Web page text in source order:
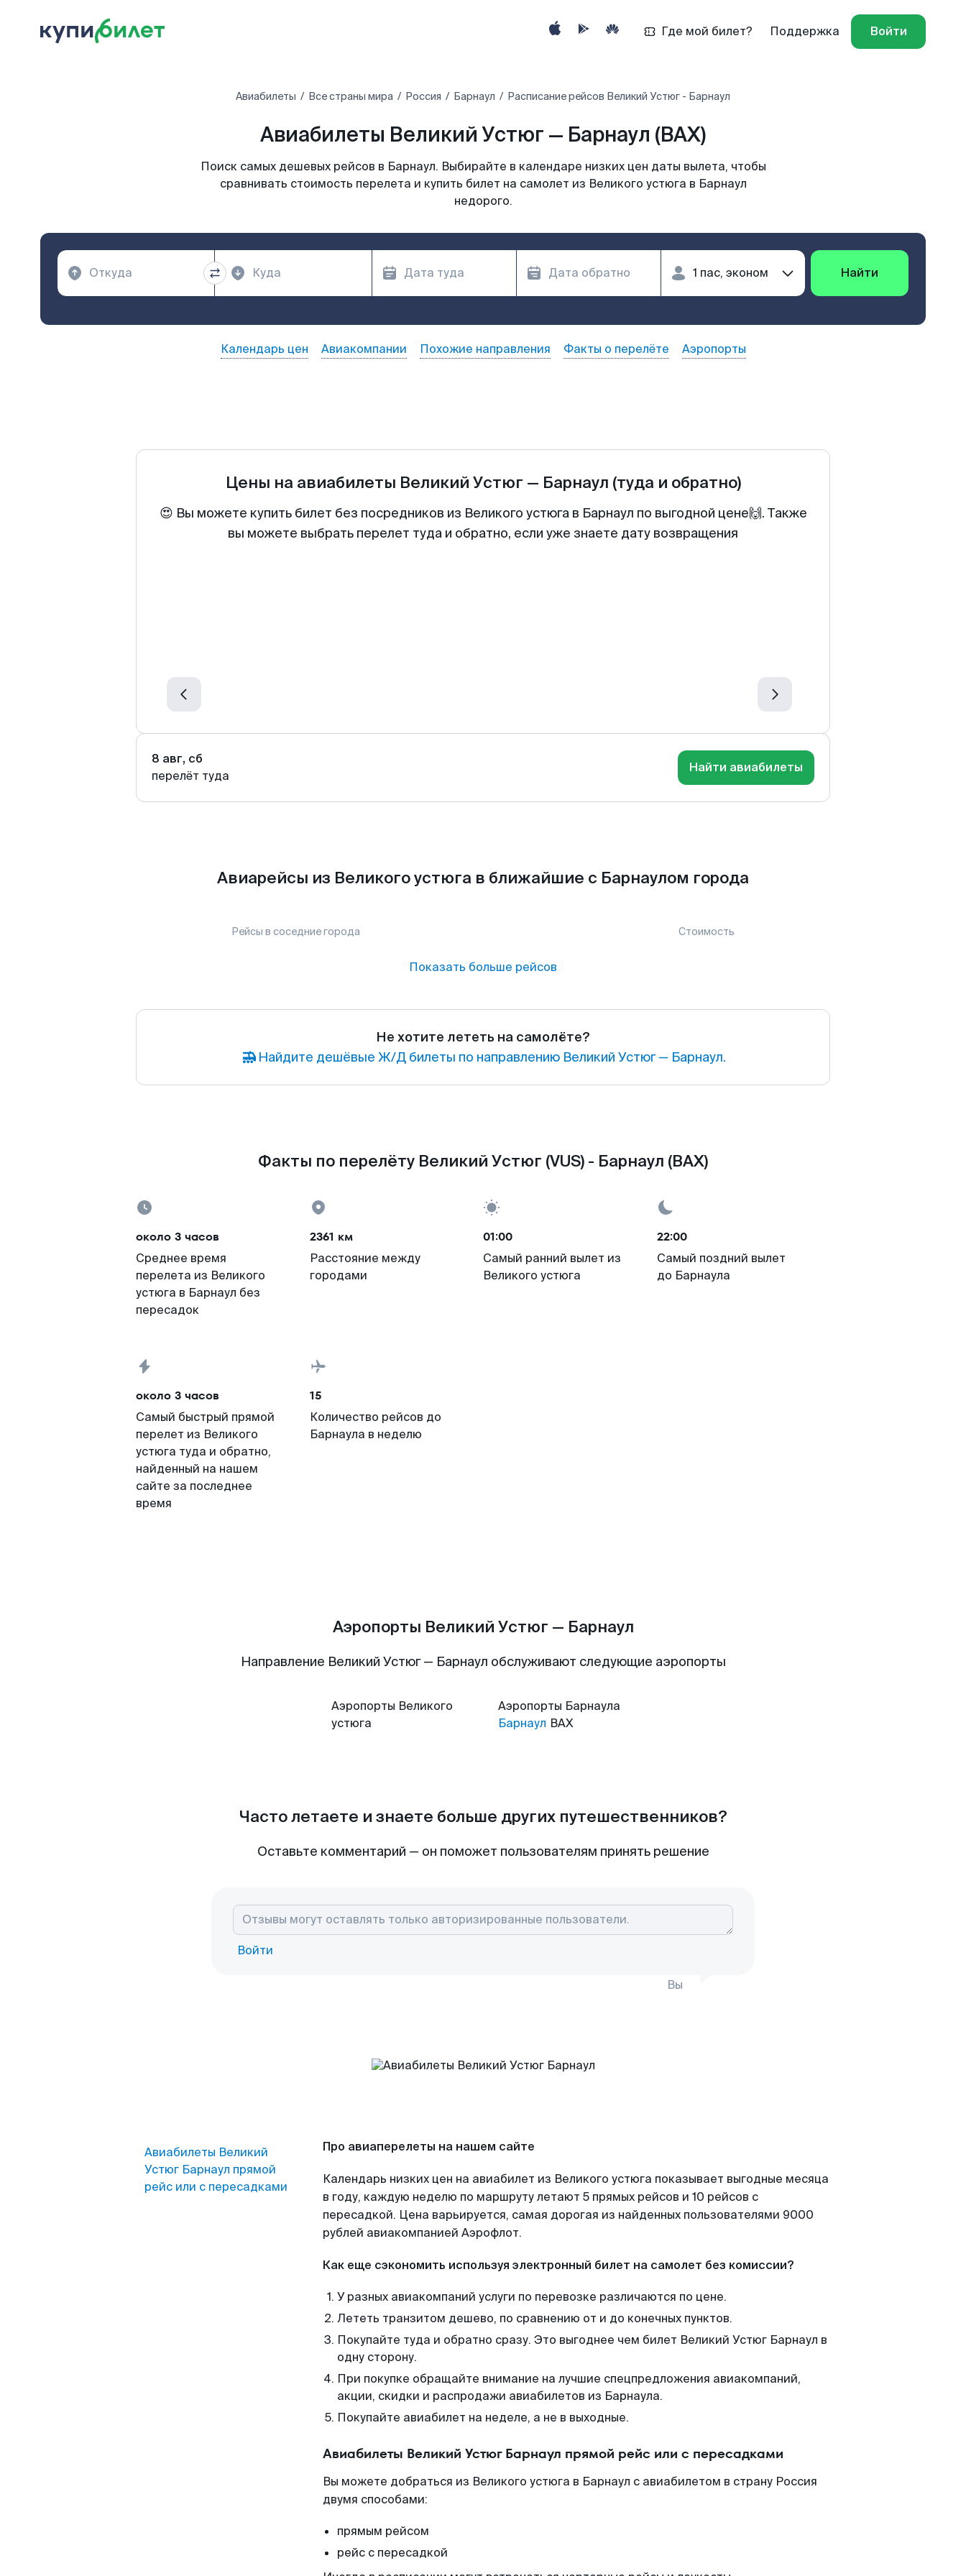
Где мой билет? Поддержка Войти
Авиабилеты Все страны мира Россия Барнаул Расписание рейсов Великий Устюг - Барнаул
Авиабилеты Великий Устюг — Барнаул (BAX)
Поиск самых дешевых рейсов в Барнаул. Выбирайте в календаре низких цен даты вылета, чтобы
сравнивать стоимость перелета и купить билет на самолет из Великого устюга в Барнаул
недорого.
Найти
Календарь цен Авиакомпании Похожие направления Факты о перелёте Аэропорты
Цены на авиабилеты Великий Устюг — Барнаул (туда и обратно)
😍 Вы можете купить билет без посредников из Великого устюга в Барнаул по выгодной цене🙌. Также
вы можете выбрать перелет туда и обратно, если уже знаете дату возвращения
8 авг, сб
перелёт туда
Найти авиабилеты
Авиарейсы из Великого устюга в ближайшие с Барнаулом города
Рейсы в соседние города Стоимость
Показать больше рейсов
Не хотите лететь на самолёте?
Найдите дешёвые Ж/Д билеты по направлению Великий Устюг — Барнаул.
Факты по перелёту Великий Устюг (VUS) - Барнаул (BAX)
около 3 часов
Среднее время
перелета из Великого
устюга в Барнаул без
пересадок
2361 км
Расстояние между
городами
01:00
Самый ранний вылет из
Великого устюга
22:00
Самый поздний вылет
до Барнаула
около 3 часов
Самый быстрый прямой
перелет из Великого
устюга туда и обратно,
найденный на нашем
сайте за последнее
время
15
Количество рейсов до
Барнаула в неделю
Аэропорты Великий Устюг — Барнаул
Направление Великий Устюг — Барнаул обслуживают следующие аэропорты
Аэропорты Великого
устюга
Аэропорты Барнаула
Барнаул BAX
Часто летаете и знаете больше других путешественников?
Оставьте комментарий — он поможет пользователям принять решение
Войти
Вы
Авиабилеты Великий
Устюг Барнаул прямой
рейс или с пересадками
Про авиаперелеты на нашем сайте
Календарь низких цен на авиабилет из Великого устюга показывает выгодные месяца
в году, каждую неделю по маршруту летают 5 прямых рейсов и 10 рейсов с
пересадкой. Цена варьируется, самая дорогая из найденных пользователями 9000
рублей авиакомпанией Аэрофлот.
Как еще сэкономить используя электронный билет на самолет без комиссии?
У разных авиакомпаний услуги по перевозке различаются по цене.
Лететь транзитом дешево, по сравнению от и до конечных пунктов.
Покупайте туда и обратно сразу. Это выгоднее чем билет Великий Устюг Барнаул в
одну сторону.
При покупке обращайте внимание на лучшие спецпредложения авиакомпаний,
акции, скидки и распродажи авиабилетов из Барнаула.
Покупайте авиабилет на неделе, а не в выходные.
Авиабилеты Великий Устюг Барнаул прямой рейс или с пересадками
Вы можете добраться из Великого устюга в Барнаул с авиабилетом в страну Россия
двумя способами:
прямым рейсом
рейс с пересадкой